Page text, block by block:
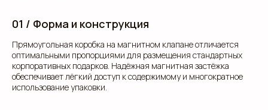
01 / Форма и конструкция
Прямоугольная коробка на магнитном клапане отличается
оптимальными пропорциями для размещения стандартных
корпоративных подарков. Надёжная магнитная застёжка
обеспечивает лёгкий доступ к содержимому и многократное
использование упаковки.